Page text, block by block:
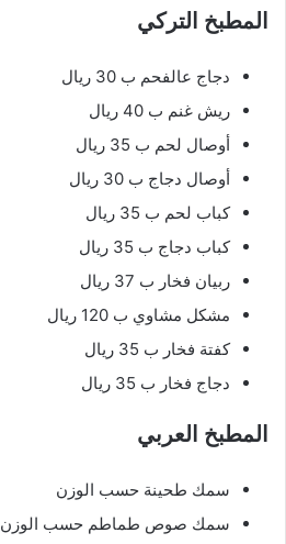
المطبخ التركي
دجاج عالفحم ب 30 ريال
ريش غنم ب 40 ريال
أوصال لحم ب 35 ريال
أوصال دجاج ب 30 ريال
كباب لحم ب 35 ريال
كباب دجاج ب 35 ريال
ربيان فخار ب 37 ريال
مشكل مشاوي ب 120 ريال
كفتة فخار ب 35 ريال
دجاج فخار ب 35 ريال
المطبخ العربي
سمك طحينة حسب الوزن
سمك صوص طماطم حسب الوزن